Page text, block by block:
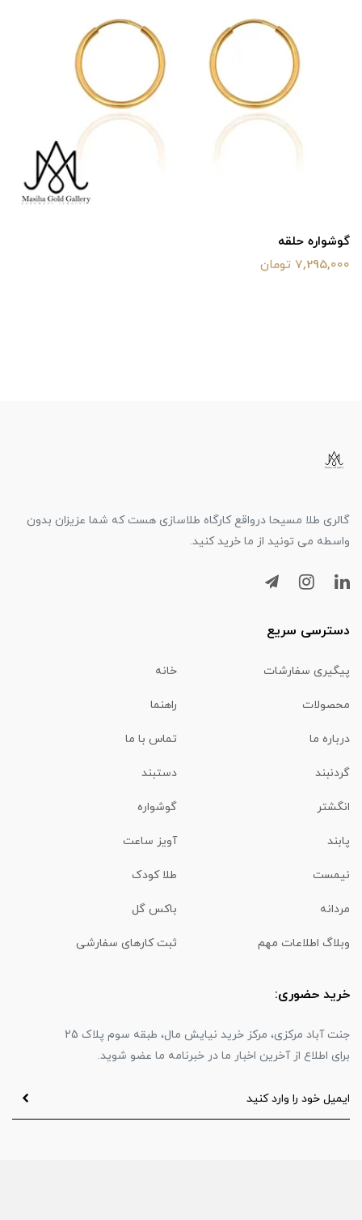
گوشواره حلقه
7,295,000 تومان
گالری طلا مسیحا درواقع کارگاه طلاسازی هست که شما عزیزان بدون
واسطه می تونید از ما خرید کنید.
دسترسی سریع
پیگیری سفارشات خانه
محصولات راهنما
درباره ما تماس با ما
گردنبند دستبند
انگشتر گوشواره
پابند آویز ساعت
نیمست طلا کودک
مردانه باکس گل
وبلاگ اطلاعات مهم ثبت کارهای سفارشی
خرید حضوری:
جنت آباد مرکزی، مرکز خرید نیایش مال، طبقه سوم پلاک 25
برای اطلاع از آخرین اخبار ما در خبرنامه ما عضو شوید.